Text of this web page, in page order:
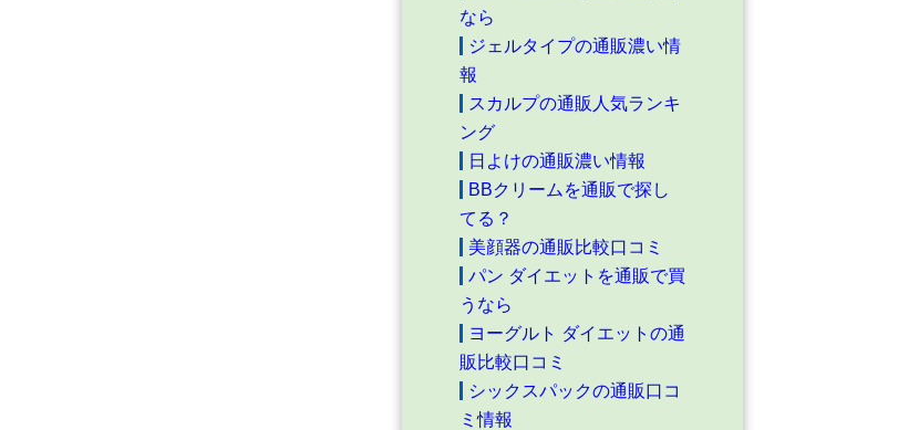
なら
ジェルタイプの通販濃い情
報
スカルプの通販人気ランキ
ング
日よけの通販濃い情報
BBクリームを通販で探し
てる？
美顔器の通販比較口コミ
パン ダイエットを通販で買
うなら
ヨーグルト ダイエットの通
販比較口コミ
シックスパックの通販口コ
ミ情報